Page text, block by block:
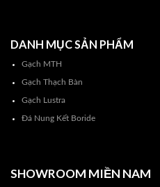
DANH MỤC SẢN PHẨM
Gạch MTH
Gạch Thạch Bàn
Gạch Lustra
Đá Nung Kết Boride
SHOWROOM MIỀN NAM